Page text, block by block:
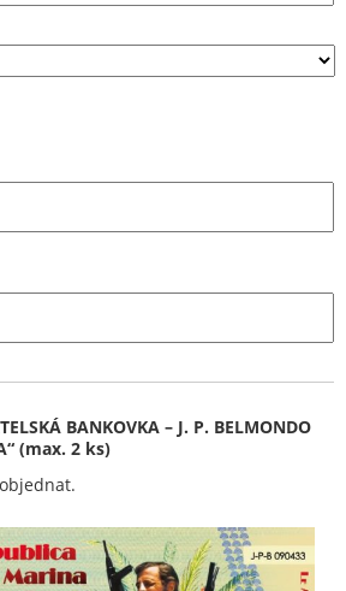
BANKOVKA – J. P. BELMONDO
(max. 2 ks)